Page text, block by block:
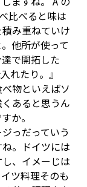
比べると味は
み重ねていけ
他所が使って
で開拓した
れたり。』
物といえばソ
あると思うん
か。
っだっていう
。ドイツには
、イメーじは
ツ料理そのも